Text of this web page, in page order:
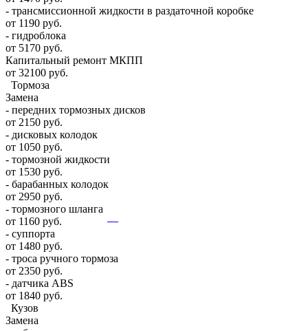
- трансмиссионной жидкости в раздаточной коробке
от 1190 руб.
- гидроблока
от 5170 руб.
Капитальный ремонт МКПП
от 32100 руб.
Тормоза
Замена
- передних тормозных дисков
от 2150 руб.
- дисковых колодок
от 1050 руб.
- тормозной жидкости
от 1530 руб.
- барабанных колодок
от 2950 руб.
- тормозного шланга
от 1160 руб.
- суппорта
от 1480 руб.
- троса ручного тормоза
от 2350 руб.
- датчика ABS
от 1840 руб.
Кузов
Замена